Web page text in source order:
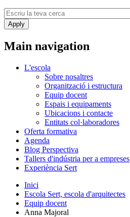
Main navigation
L'escola
Sobre nosaltres
Organització i estructura
Equip docent
Espais i equipaments
Ubicacions i contacte
Entitats col·laboradores
Oferta formativa
Agenda
Blog Perspectiva
Tallers d'indústria per a empreses
Experiència Sert
Inici
Escola Sert, escola d'arquitectes
Equip docent
Anna Majoral